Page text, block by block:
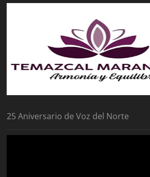
25 Aniversario de Voz del Norte